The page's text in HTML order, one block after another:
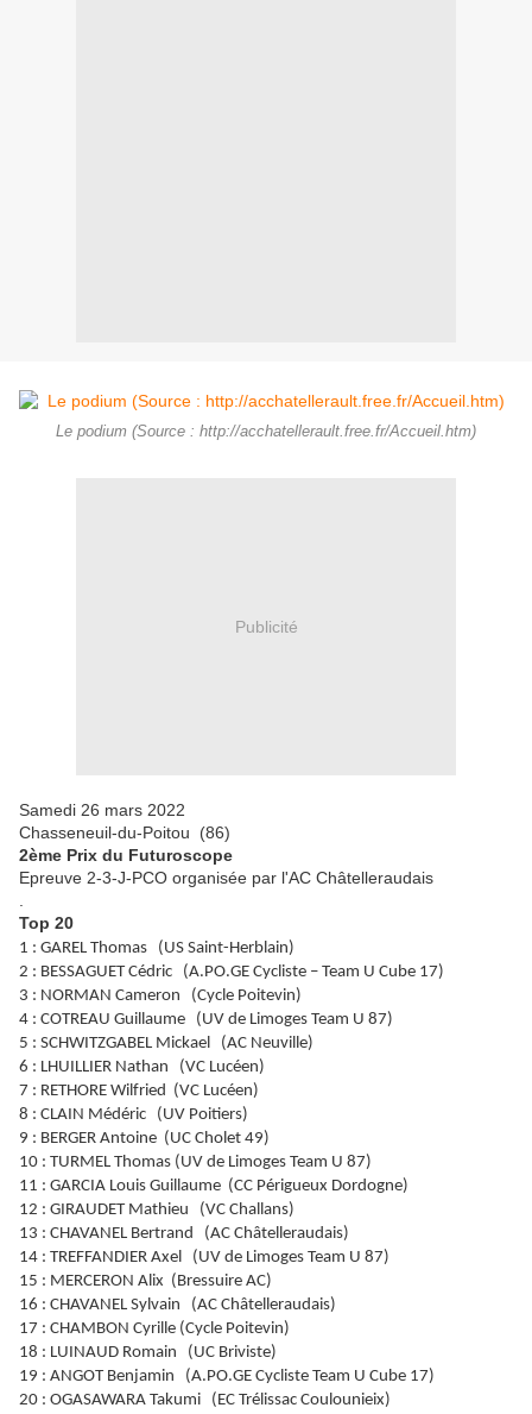
Le podium (Source : http://acchatellerault.free.fr/Accueil.htm)
Publicité
Samedi 26 mars 2022
Chasseneuil-du-Poitou (86)
2ème Prix du Futuroscope
Epreuve 2-3-J-PCO organisée par l'AC Châtelleraudais
Top 20
1 : GAREL Thomas (US Saint-Herblain)
2 : BESSAGUET Cédric (A.PO.GE Cycliste – Team U Cube 17)
3 : NORMAN Cameron (Cycle Poitevin)
4 : COTREAU Guillaume (UV de Limoges Team U 87)
5 : SCHWITZGABEL Mickael (AC Neuville)
6 : LHUILLIER Nathan (VC Lucéen)
7 : RETHORE Wilfried (VC Lucéen)
8 : CLAIN Médéric (UV Poitiers)
9 : BERGER Antoine (UC Cholet 49)
10 : TURMEL Thomas (UV de Limoges Team U 87)
11 : GARCIA Louis Guillaume (CC Périgueux Dordogne)
12 : GIRAUDET Mathieu (VC Challans)
13 : CHAVANEL Bertrand (AC Châtelleraudais)
14 : TREFFANDIER Axel (UV de Limoges Team U 87)
15 : MERCERON Alix (Bressuire AC)
16 : CHAVANEL Sylvain (AC Châtelleraudais)
17 : CHAMBON Cyrille (Cycle Poitevin)
18 : LUINAUD Romain (UC Briviste)
19 : ANGOT Benjamin (A.PO.GE Cycliste Team U Cube 17)
20 : OGASAWARA Takumi (EC Trélissac Coulounieix)